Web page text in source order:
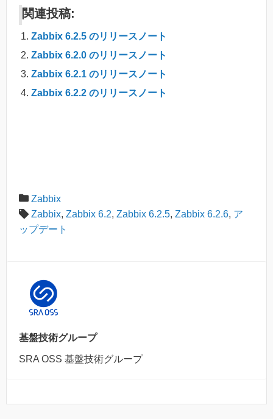
関連投稿:
Zabbix 6.2.5 のリリースノート
Zabbix 6.2.0 のリリースノート
Zabbix 6.2.1 のリリースノート
Zabbix 6.2.2 のリリースノート
Zabbix
Zabbix, Zabbix 6.2, Zabbix 6.2.5, Zabbix 6.2.6, ア
ップデート
基盤技術グループ
SRA OSS 基盤技術グループ